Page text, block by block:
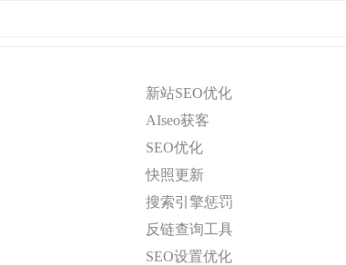
新站SEO优化
AIseo获客
SEO优化
快照更新
搜索引擎惩罚
反链查询工具
SEO设置优化